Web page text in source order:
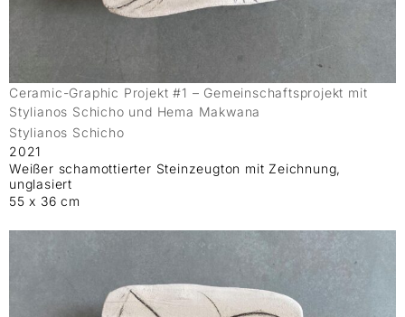
Ceramic-Graphic Projekt #1 – Gemeinschaftsprojekt mit
Stylianos Schicho und Hema Makwana
Stylianos Schicho
2021
Weißer schamottierter Steinzeugton mit Zeichnung,
unglasiert
55 x 36 cm